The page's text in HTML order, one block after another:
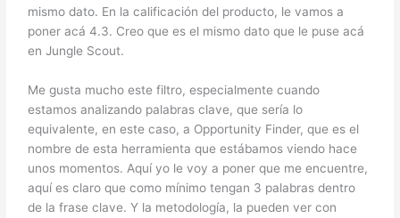
mismo dato. En la calificación del producto, le vamos a
poner acá 4.3. Creo que es el mismo dato que le puse acá
en Jungle Scout.
Me gusta mucho este filtro, especialmente cuando
estamos analizando palabras clave, que sería lo
equivalente, en este caso, a Opportunity Finder, que es el
nombre de esta herramienta que estábamos viendo hace
unos momentos. Aquí yo le voy a poner que me encuentre,
aquí es claro que como mínimo tengan 3 palabras dentro
de la frase clave. Y la metodología, la pueden ver con